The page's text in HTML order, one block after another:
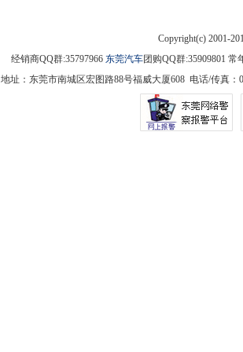
Copyright(c) 2001-
经销商QQ群:35797966 东莞汽车团购QQ群:35909801
地址：东莞市南城区宏图路88号福威大厦608 电话/传真：